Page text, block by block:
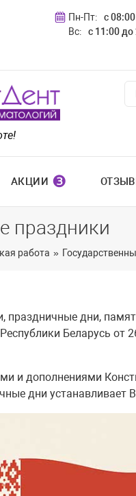
Пн-Пт: с
Вс:
с 11:00 до
АКЦИИ ❸
праздники
работа »
праздничные дни,
Беларусь
и дополнениями
дни устанавливает